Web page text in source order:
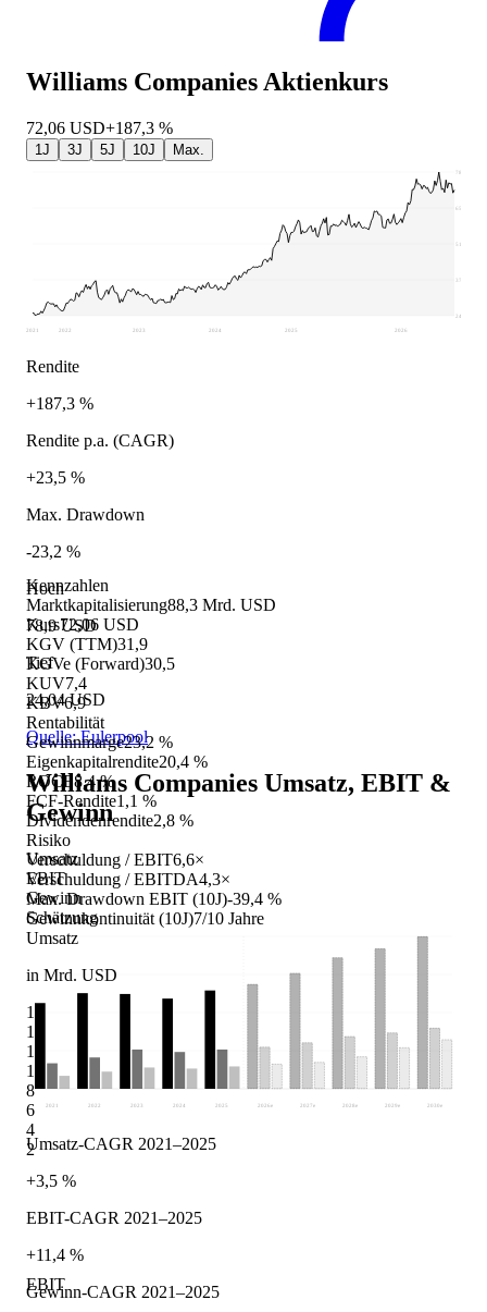
Kennzahlen
Marktkapitalisierung88,3 Mrd. USD
Kurs72,06 USD
KGV (TTM)31,9
KGVe (Forward)30,5
KUV7,4
KBV6,9
Rentabilität
Gewinnmarge23,2 %
Eigenkapitalrendite20,4 %
ROCE 8,4 %
FCF-Rendite1,1 %
Dividendenrendite2,8 %
Risiko
Verschuldung / EBIT6,6×
Verschuldung / EBITDA4,3×
Max. Drawdown EBIT (10J)-39,4 %
Gewinnkontinuität (10J)7/10 Jahre
Umsatz
in Mrd. USD
16
14
12
10
8
6
4
2
EBIT
Williams Companies Aktienkurs
72,06 USD+187,3 %
1J 3J 5J 10J Max.
24,04
37,76
51,47
65,19
78,9
2021 2022 2023 2024 2025 2026
Rendite
+187,3 %
Rendite p.a. (CAGR)
+23,5 %
Max. Drawdown
-23,2 %
Hoch
78,9 USD
Tief
24,04 USD
Quelle: Eulerpool
Williams Companies Umsatz, EBIT &
Gewinn
Umsatz
EBIT
Gewinn
Schätzung
2021 2022 2023 2024 2025 2026 e 2027 e 2028 e 2029 e 2030e
Umsatz-CAGR 2021–2025
+3,5 %
EBIT-CAGR 2021–2025
+11,4 %
Gewinn-CAGR 2021–2025